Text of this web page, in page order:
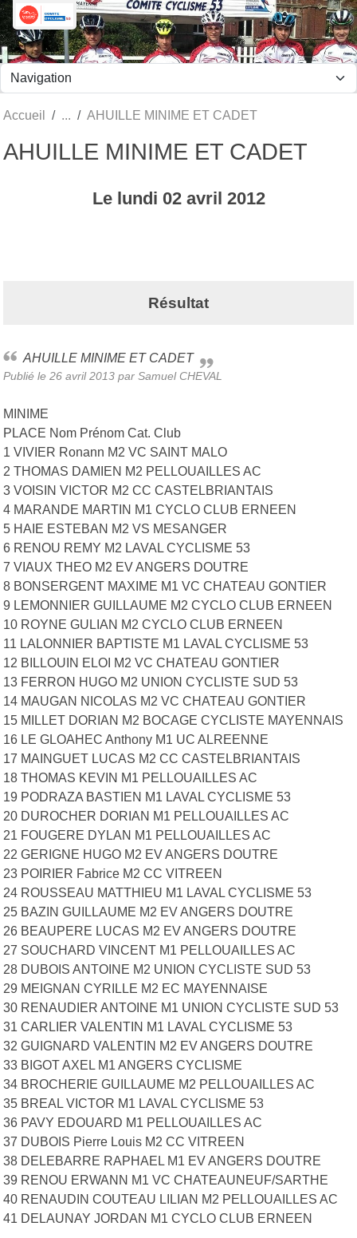
Accueil AHUILLE MINIME ET CADET
AHUILLE MINIME ET CADET
Le lundi 02 avril 2012
Résultat
AHUILLE MINIME ET CADET
Publié le 26 avril 2013 par Samuel CHEVAL
MINIME
PLACE Nom Prénom Cat. Club
1 VIVIER Ronann M2 VC SAINT MALO
2 THOMAS DAMIEN M2 PELLOUAILLES AC
3 VOISIN VICTOR M2 CC CASTELBRIANTAIS
4 MARANDE MARTIN M1 CYCLO CLUB ERNEEN
5 HAIE ESTEBAN M2 VS MESANGER
6 RENOU REMY M2 LAVAL CYCLISME 53
7 VIAUX THEO M2 EV ANGERS DOUTRE
8 BONSERGENT MAXIME M1 VC CHATEAU GONTIER
9 LEMONNIER GUILLAUME M2 CYCLO CLUB ERNEEN
10 ROYNE GULIAN M2 CYCLO CLUB ERNEEN
11 LALONNIER BAPTISTE M1 LAVAL CYCLISME 53
12 BILLOUIN ELOI M2 VC CHATEAU GONTIER
13 FERRON HUGO M2 UNION CYCLISTE SUD 53
14 MAUGAN NICOLAS M2 VC CHATEAU GONTIER
15 MILLET DORIAN M2 BOCAGE CYCLISTE MAYENNAIS
16 LE GLOAHEC Anthony M1 UC ALREENNE
17 MAINGUET LUCAS M2 CC CASTELBRIANTAIS
18 THOMAS KEVIN M1 PELLOUAILLES AC
19 PODRAZA BASTIEN M1 LAVAL CYCLISME 53
20 DUROCHER DORIAN M1 PELLOUAILLES AC
21 FOUGERE DYLAN M1 PELLOUAILLES AC
22 GERIGNE HUGO M2 EV ANGERS DOUTRE
23 POIRIER Fabrice M2 CC VITREEN
24 ROUSSEAU MATTHIEU M1 LAVAL CYCLISME 53
25 BAZIN GUILLAUME M2 EV ANGERS DOUTRE
26 BEAUPERE LUCAS M2 EV ANGERS DOUTRE
27 SOUCHARD VINCENT M1 PELLOUAILLES AC
28 DUBOIS ANTOINE M2 UNION CYCLISTE SUD 53
29 MEIGNAN CYRILLE M2 EC MAYENNAISE
30 RENAUDIER ANTOINE M1 UNION CYCLISTE SUD 53
31 CARLIER VALENTIN M1 LAVAL CYCLISME 53
32 GUIGNARD VALENTIN M2 EV ANGERS DOUTRE
33 BIGOT AXEL M1 ANGERS CYCLISME
34 BROCHERIE GUILLAUME M2 PELLOUAILLES AC
35 BREAL VICTOR M1 LAVAL CYCLISME 53
36 PAVY EDOUARD M1 PELLOUAILLES AC
37 DUBOIS Pierre Louis M2 CC VITREEN
38 DELEBARRE RAPHAEL M1 EV ANGERS DOUTRE
39 RENOU ERWANN M1 VC CHATEAUNEUF/SARTHE
40 RENAUDIN COUTEAU LILIAN M2 PELLOUAILLES AC
41 DELAUNAY JORDAN M1 CYCLO CLUB ERNEEN
Panneau de gestion des cookies